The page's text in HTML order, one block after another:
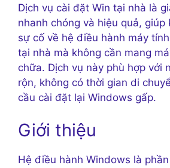
Dịch vụ cài đặt Win tại nhà là
nhanh chóng và hiệu quả, giúp
sự cố về hệ điều hành máy
tại nhà mà không cần mang
chữa. Dịch vụ này phù hợp với
rộn, không có thời gian di
cầu cài đặt lại Windows gấp.
Giới thiệu
Hệ điều hành Windows là